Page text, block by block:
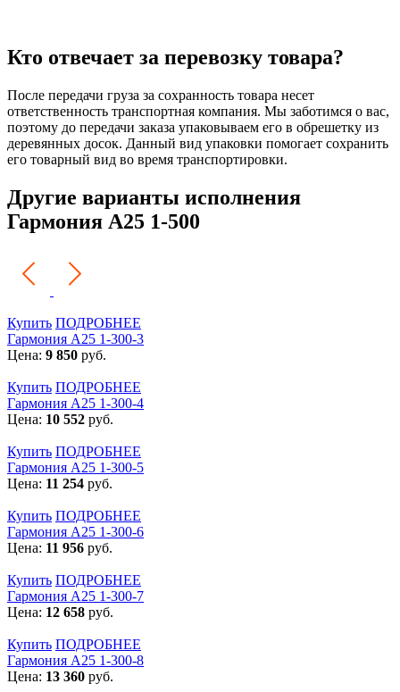
Кто отвечает за перевозку товара?
После передачи груза за сохранность товара несет
ответственность транспортная компания. Мы заботимся о вас,
поэтому до передачи заказа упаковываем его в обрешетку из
деревянных досок. Данный вид упаковки помогает сохранить
его товарный вид во время транспортировки.
Другие варианты исполнения
Гармония А25 1-500
Купить ПОДРОБНЕЕ
Гармония А25 1-300-3
Цена: 9 850 руб.
Купить ПОДРОБНЕЕ
Гармония А25 1-300-4
Цена: 10 552 руб.
Купить ПОДРОБНЕЕ
Гармония А25 1-300-5
Цена: 11 254 руб.
Купить ПОДРОБНЕЕ
Гармония А25 1-300-6
Цена: 11 956 руб.
Купить ПОДРОБНЕЕ
Гармония А25 1-300-7
Цена: 12 658 руб.
Купить ПОДРОБНЕЕ
Гармония А25 1-300-8
Цена: 13 360 руб.